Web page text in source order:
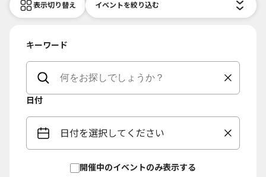
表示切り替え イベントを絞り込む
キーワード
日付
日付を選択してください
開催中のイベントのみ表示する